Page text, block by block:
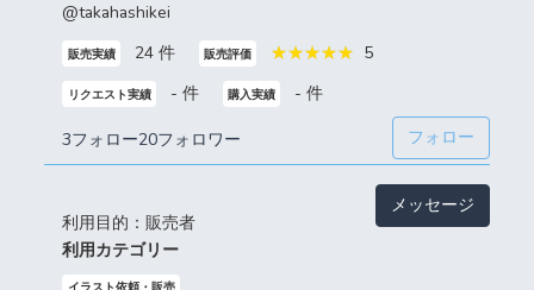
@takahashikei
販売実績 24 件 販売評価 5
リクエスト実績 - 件 購入実績 - 件
3フォロー20フォロワー フォロー
利用目的：販売者
メッセージ
利用カテゴリー